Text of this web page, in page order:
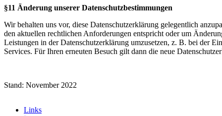
§11 Änderung unserer Datenschutzbestimmungen
Wir behalten uns vor, diese Datenschutzerklärung gelegentlich
den aktuellen rechtlichen Anforderungen entspricht oder um
Leistungen in der Datenschutzerklärung umzusetzen, z. B. bei der
Services. Für Ihren erneuten Besuch gilt dann die neue
Stand: November 2022
Links